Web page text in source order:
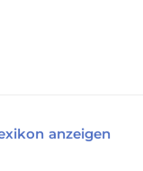
anzeigen